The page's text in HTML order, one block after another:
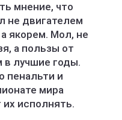
мнение, что
не двигателем
якорем. Мол, не
а пользы от
в лучшие годы.
пенальти и
мира
исполнять.